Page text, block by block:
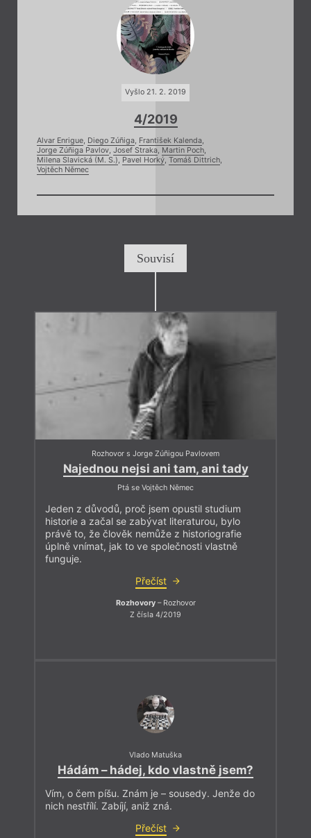
Vyšlo 21. 2. 2019
4/2019
Alvar Enrigue, Diego Zúñiga, František Kalenda,
Jorge Zúñiga Pavlov, Josef Straka, Martin Poch,
Milena Slavická (M. S.), Pavel Horký, Tomáš Dittrich,
Vojtěch Němec
Souvisí
Rozhovor s Jorge Zúñigou Pavlovem
Najednou nejsi ani tam, ani tady
Ptá se Vojtěch Němec
Jeden z důvodů, proč jsem opustil studium
historie a začal se zabývat literaturou, bylo
právě to, že člověk nemůže z historiografie
úplně vnímat, jak to ve společnosti vlastně
funguje.
Přečíst
Rozhovory– Rozhovor
Z čísla 4/2019
Vlado Matuška
Hádám – hádej, kdo vlastně jsem?
Vím, o čem píšu. Znám je – sousedy. Jenže do
nich nestřílí. Zabíjí, aniž zná.
Přečíst